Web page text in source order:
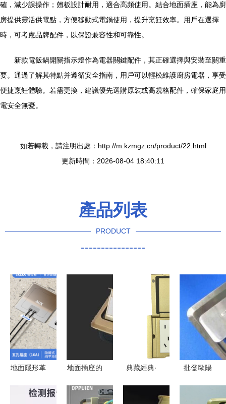
確，減少誤操作；翹板設計耐用，適合高頻使用。結合地面插座，能為廚
房提供靈活供電點，方便移動式電鍋使用，提升烹飪效率。用戶在選擇
時，可考慮品牌配件，以保證兼容性和可靠性。
新款電飯鍋開關指示燈作為電器關鍵配件，其正確選擇與安裝至關重
要。通過了解其特點并遵循安全指南，用戶可以輕松維護廚房電器，享受
便捷烹飪體驗。若需更換，建議優先選購原裝或高規格配件，確保家庭用
電安全無憂。
如若轉載，請注明出處：http://m.kzmgz.cn/product/22.html
更新時間：2026-08-04 18:40:11
產品列表
PRODUCT
----------------
地面隱形革
純平隱藏式
地面插座的
識別方法全
典藏經典·
批發歐陽
座 銅制面